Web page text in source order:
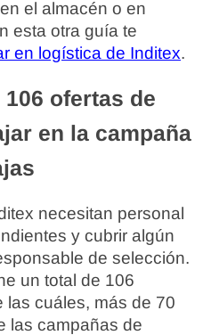
el almacén o en
esta otra guía te
en logística de Inditex.
106 ofertas de
en la campaña
necesitan personal
y cubrir algún
de selección.
un total de 106
las cuáles, más de 70
las campañas de